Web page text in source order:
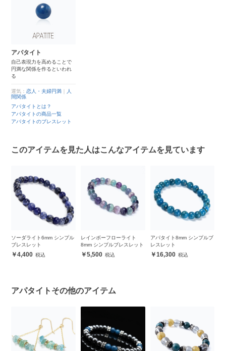
アパタイト
自己表現力を高めることで
円満な関係を作るといわれ
る
運気：恋人・夫婦円満
人
間関係
アパタイトとは？
アパタイトの商品一覧
アパタイトのブレスレット
このアイテムを見た人はこんなアイテムを見ています
ソーダライト6mm シンプル
ブレスレット
4,400
レインボーフローライト
8mm シンプルブレスレット
5,500
アパタイト8mm シンプルブ
レスレット
16,300
アパタイトその他のアイテム